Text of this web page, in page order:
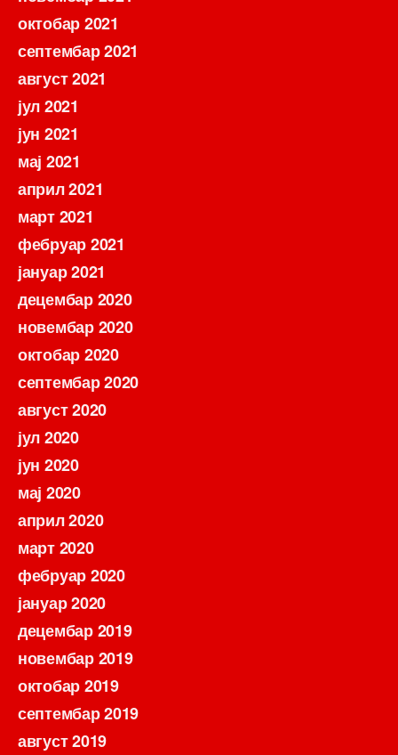
октобар 2021
септембар 2021
август 2021
јул 2021
јун 2021
мај 2021
април 2021
март 2021
фебруар 2021
јануар 2021
децембар 2020
новембар 2020
октобар 2020
септембар 2020
август 2020
јул 2020
јун 2020
мај 2020
април 2020
март 2020
фебруар 2020
јануар 2020
децембар 2019
новембар 2019
октобар 2019
септембар 2019
август 2019